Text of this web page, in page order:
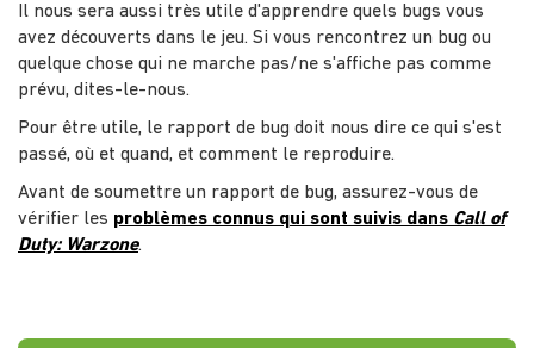
Il nous sera aussi très utile d'apprendre quels bugs vous
avez découverts dans le jeu. Si vous rencontrez un bug ou
quelque chose qui ne marche pas/ne s'affiche pas comme
prévu, dites-le-nous.
Pour être utile, le rapport de bug doit nous dire ce qui s'est
passé, où et quand, et comment le reproduire.
Avant de soumettre un rapport de bug, assurez-vous de
vérifier les problèmes connus qui sont suivis dans Call of
Duty: Warzone.